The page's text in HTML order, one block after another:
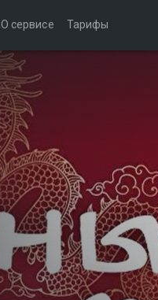
О сервисе Тарифы